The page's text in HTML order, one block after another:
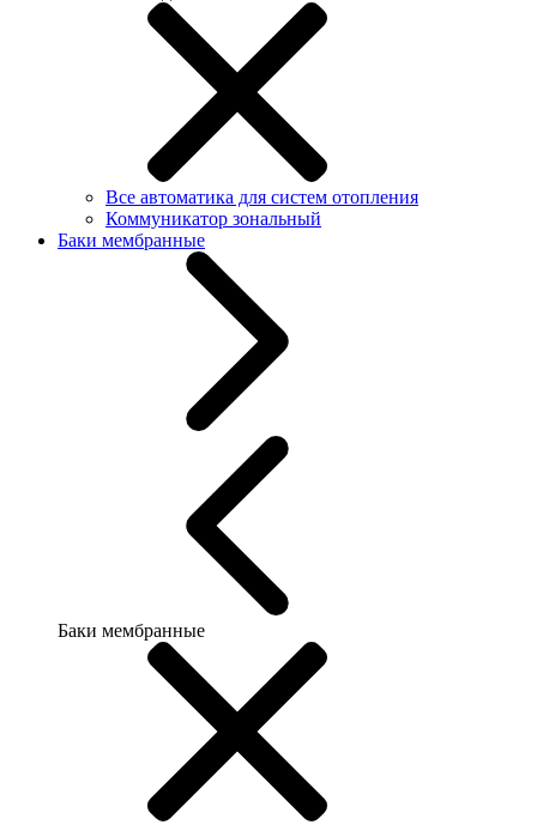
Все автоматика для систем отопления
Коммуникатор зональный
Баки мембранные
Баки мембранные